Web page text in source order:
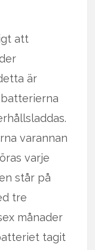
att
är
varannan
varje
står på
tre
månader
tagit